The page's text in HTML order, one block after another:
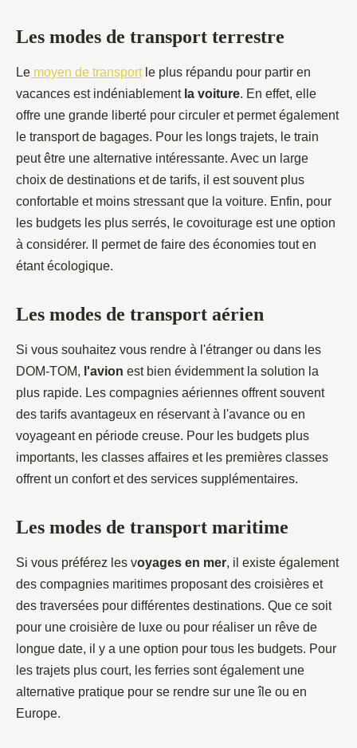
Les modes de transport terrestre
Le moyen de transportle plus répandu pour partir en
vacances est indéniablement la voiture. En effet, elle
offre une grande liberté pour circuler et permet également
le transport de bagages. Pour les longs trajets, le train
peut être une alternative intéressante. Avec un large
choix de destinations et de tarifs, il est souvent plus
confortable et moins stressant que la voiture. Enfin, pour
les budgets les plus serrés, le covoiturage est une option
à considérer. Il permet de faire des économies tout en
étant écologique.
Les modes de transport aérien
Si vous souhaitez vous rendre à l'étranger ou dans les
DOM-TOM, l'avion est bien évidemment la solution la
plus rapide. Les compagnies aériennes offrent souvent
des tarifs avantageux en réservant à l'avance ou en
voyageant en période creuse. Pour les budgets plus
importants, les classes affaires et les premières classes
offrent un confort et des services supplémentaires.
Les modes de transport maritime
Si vous préférez les voyages en mer, il existe également
des compagnies maritimes proposant des croisières et
des traversées pour différentes destinations. Que ce soit
pour une croisière de luxe ou pour réaliser un rêve de
longue date, il y a une option pour tous les budgets. Pour
les trajets plus court, les ferries sont également une
alternative pratique pour se rendre sur une île ou en
Europe.